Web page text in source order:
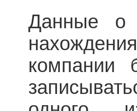
Данные о
компании